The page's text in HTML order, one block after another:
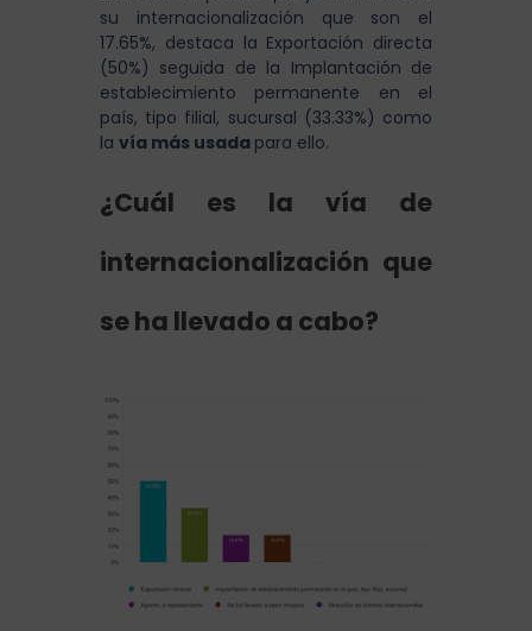
su internacionalización que son el
17.65%, destaca la Exportación directa
(50%) seguida de la Implantación de
establecimiento permanente en el
país, tipo filial, sucursal (33.33%) como
la vía más usada para ello.
¿Cuál es la vía de
internacionalización que
se ha llevado a cabo?